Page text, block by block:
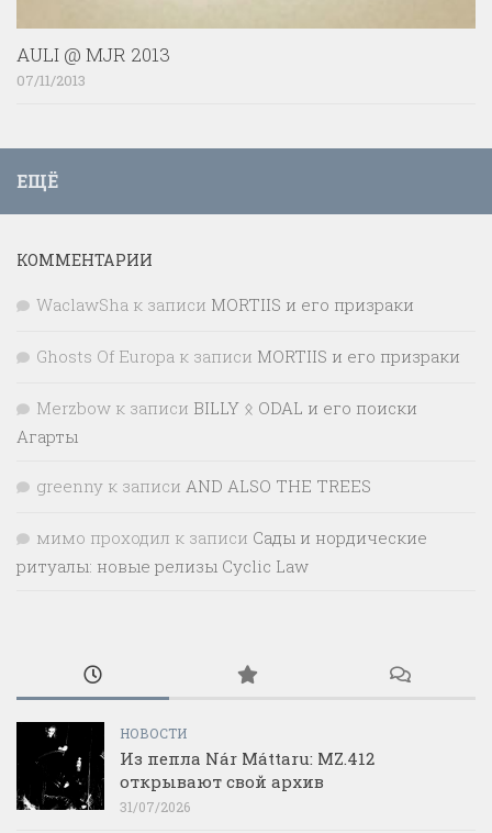
AULI @ MJR 2013
07/11/2013
ЕЩЁ
КОММЕНТАРИИ
WaclawSha к записи MORTIIS и его призраки
Ghosts Of Europa к записи MORTIIS и его призраки
Merzbow к записи BILLY ᛟ ODAL и его поиски
Агарты
greenny к записи AND ALSO THE TREES
мимо проходил к записи Сады и нордические
ритуалы: новые релизы Cyclic Law
НОВОСТИ
Из пепла Nár Máttaru: MZ.412
открывают свой архив
31/07/2026